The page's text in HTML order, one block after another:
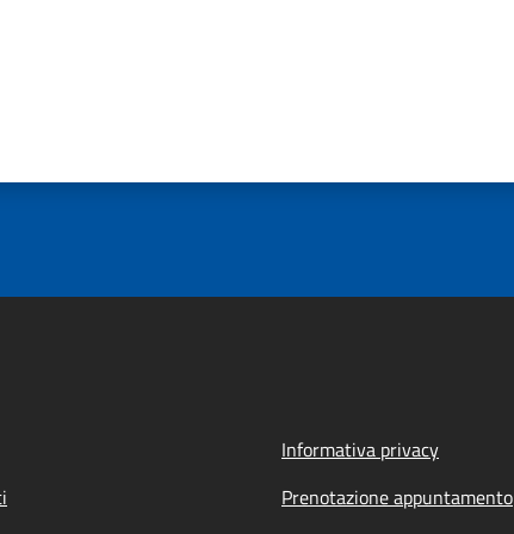
Informativa privacy
Prenotazione appuntamento